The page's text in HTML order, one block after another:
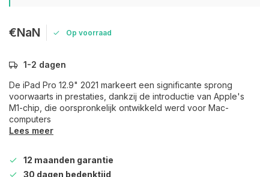
€NaN Op voorraad
1-2 dagen
De iPad Pro 12.9" 2021 markeert een significante sprong
voorwaarts in prestaties, dankzij de introductie van Apple's
M1-chip, die oorspronkelijk ontwikkeld werd voor Mac-
computers
Lees meer
12 maanden garantie
30 dagen bedenktijd